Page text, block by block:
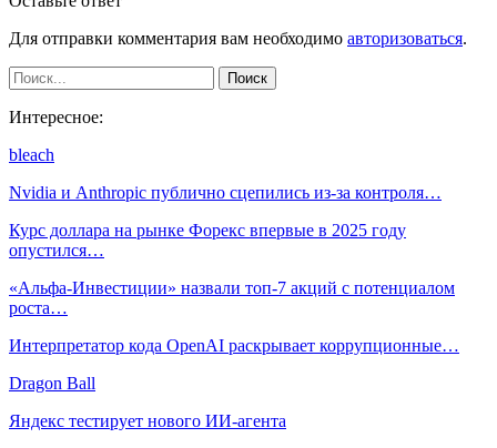
Для отправки комментария вам необходимо авторизоваться.
Интересное:
bleach
Nvidia и Anthropic публично сцепились из-за контроля…
Курс доллара на рынке Форекс впервые в 2025 году
опустился…
«Альфа-Инвестиции» назвали топ-7 акций с потенциалом
роста…
Интерпретатор кода OpenAI раскрывает коррупционные…
Dragon Ball
Яндекс тестирует нового ИИ-агента